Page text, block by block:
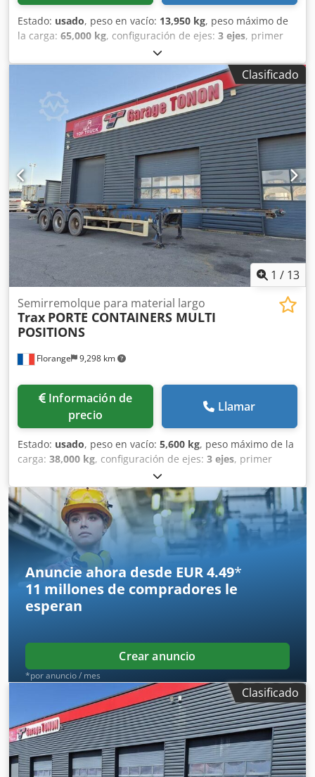
Estado: usado, peso en vacío: 13,950 kg, peso máximo de
la carga: 65,000 kg, configuración de ejes: 3 ejes, primer
, amortiguación:
neumático:20 %, capacidad de carga:51,050 kg, •
Extensible • Primer eje elevable • Último eje
autodireccional • Soportes hidráulicos • Rampas
hidráulicas • Cabrestante • Kit para transporte • Anillas de
amarre • Altura de la plataforma: 93 cm • Longitud útil:
9,75 m • Extensión: 4,50 m • Alargadores hidráulicos •
Anchura de 2,50 a 3,10 m • Panel trasero inclinado: 2,00 m
• Cuello de cisne: 2,80 m Dcsdpfxezqv Hlo Ab Usk
Clasificado
1 / 13
Florange 9,298 km
Semirremolque para material largo
Trax PORTE CONTAINERS MULTI
POSITIONS
Información de
precio
Llamar
Estado: usado, peso en vacío: 5,600 kg, peso máximo de la
carga: 38,000 kg, configuración de ejes: 3 ejes, primer
, amortiguación:
neumático:75 %, capacidad de carga:32,400 kg, •
Desbloqueo neumático • Grupo electrohidráulico • Carro
deslizante • Frenos de tambor Dcjdpfxsy U Rt De Ab Uek
Anuncie ahora desde EUR 4.49*
11 millones de compradores le
esperan
Crear anuncio
*por anuncio / mes
Clasificado